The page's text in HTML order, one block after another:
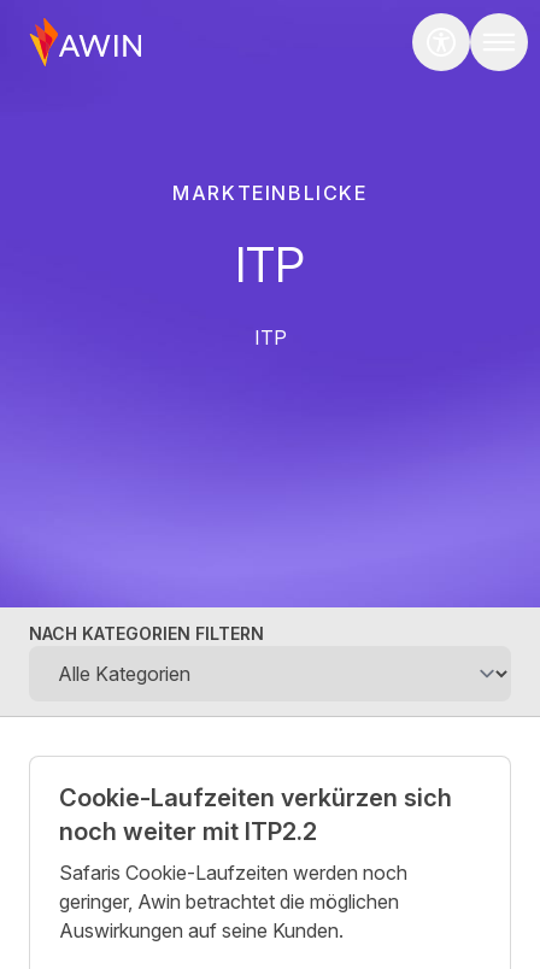
MARKTEINBLICKE
ITP
ITP
NACH KATEGORIEN FILTERN
Posts
Cookie-Laufzeiten verkürzen sich
noch weiter mit ITP2.2
Safaris Cookie-Laufzeiten werden noch
geringer, Awin betrachtet die möglichen
Auswirkungen auf seine Kunden.